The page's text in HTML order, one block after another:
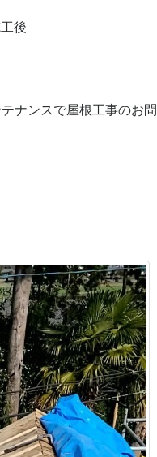
後
ンスで屋根工事のお